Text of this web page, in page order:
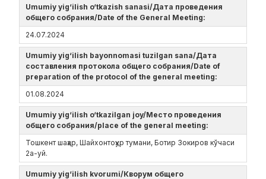
Umumiy yig‘ilish o‘tkazish sanasi/Дата проведения
общего собрания/Date of the General Meeting:
24.07.2024
Umumiy yig‘ilish bayonnomasi tuzilgan sana/Дата
составления протокола общего собрания/Date of
preparation of the protocol of the general meeting:
01.08.2024
Umumiy yig‘ilish o‘tkazilgan joy/Место проведения
общего собрания/place of the general meeting:
Тошкент шаҳар, Шайхонтоҳур тумани, Ботир Зокиров кўчаси
2а-уй.
Umumiy yig‘ilish kvorumi/Кворум общего